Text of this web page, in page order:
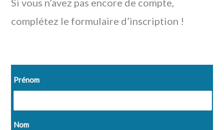
Si vous n’avez pas encore de compte,
complétez le formulaire d’inscription !
Prénom
Nom